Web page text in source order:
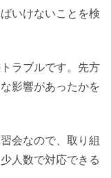
いけないことを検
ラブルです。先方
影響があったかを
会なので、取り組
人数で対応できる